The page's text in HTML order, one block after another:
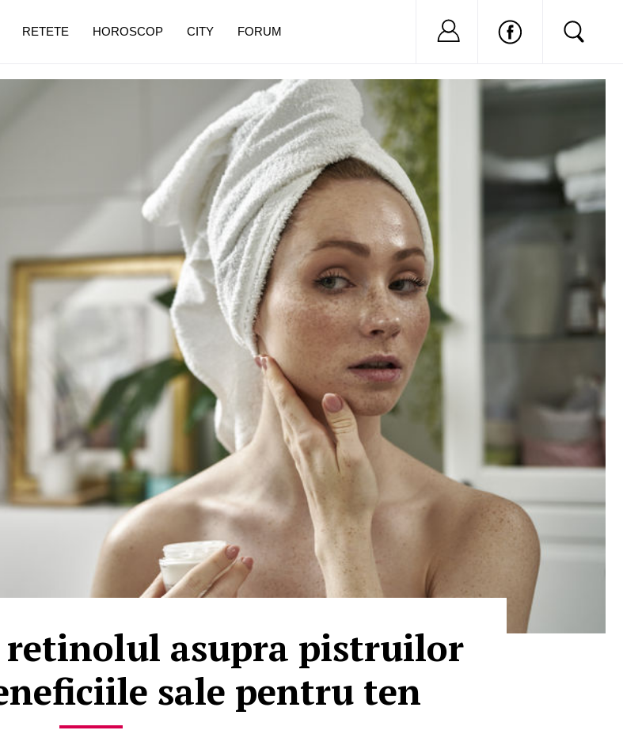
retinolul asupra pistruilor
sale pentru ten
RETETE HOROSCOP CITY FORUM Nu ai cont?
de dureroasă este investigația